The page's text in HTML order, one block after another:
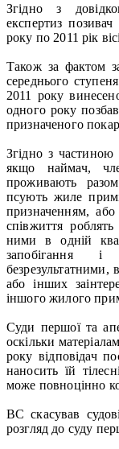
Згідно з
експертиз
року по 2011 рік
Також за фактом
середнього
2011 року
одного року
призначеного
Згідно з
якщо наймач,
проживають
псують жиле
призначенням,
співжиття
ними в одній
запобігання і
або інших
іншого жилого
Суди першої та
оскільки
року відповідач
наносить їй
може повноцінно
ВС скасував
розгляд до суду